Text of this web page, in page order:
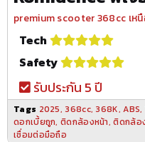
premium scooter 368cc เห
Tech
Safety
รับประกัน 5 ปี
Tags 2025, 368cc, 368K,ABS,
ดอกเบี้ยถูก,ติดกล้องหน้า,ติดกล้อ
เชื่อมต่อมือถือ